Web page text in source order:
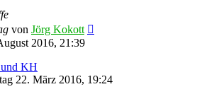
von Jörg Kokott
2016, 21:39
und KH
22. März 2016, 19:24